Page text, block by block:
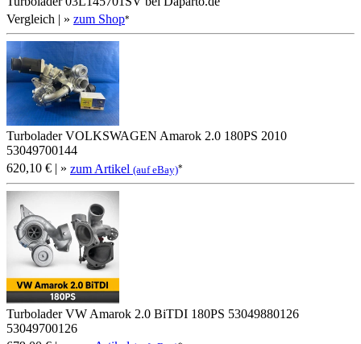
Vergleich | » zum Shop*
Turbolader VOLKSWAGEN Amarok 2.0 180PS 2010
53049700144
620,10 € | » zum Artikel (auf eBay)*
Turbolader VW Amarok 2.0 BiTDI 180PS 53049880126
53049700126